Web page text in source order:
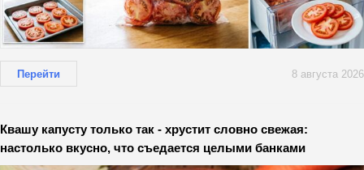
Перейти 8 августа 2026
Квашу капусту только так - хрустит словно свежая:
настолько вкусно, что съедается целыми банками